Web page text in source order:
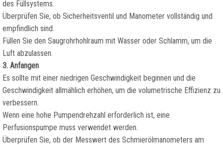
des Füllsystems.
Überprüfen Sie, ob Sicherheitsventil und Manometer vollständig und
empfindlich sind.
Füllen Sie den Saugrohrhohlraum mit Wasser oder Schlamm, um die
Luft abzulassen.
3. Anfangen
Es sollte mit einer niedrigen Geschwindigkeit beginnen und die
Geschwindigkeit allmählich erhöhen, um die volumetrische Effizienz zu
verbessern.
Wenn eine hohe Pumpendrehzahl erforderlich ist, eine
Perfusionspumpe muss verwendet werden.
Überprüfen Sie, ob der Messwert des Schmierölmanometers am